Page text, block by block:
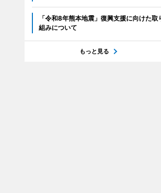
「令和8年熊本地震」復興支援に向けた取
組みについて
もっと見る